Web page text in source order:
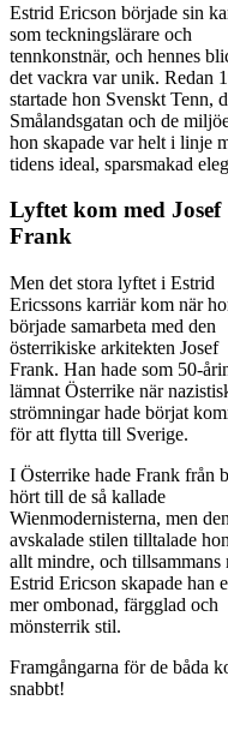
Estrid Ericson började sin
som teckningslärare och
tennkonstnär, och hennes
det vackra var unik. Redan
startade hon Svenskt Tenn,
Smålandsgatan och de
hon skapade var helt i linje
tidens ideal, sparsmakad
Lyftet kom med Josef
Frank
Men det stora lyftet i Estrid
Ericssons karriär kom när
började samarbeta med den
österrikiske arkitekten Josef
Frank. Han hade som 50-
lämnat Österrike när
strömningar hade börjat
för att flytta till Sverige.
I Österrike hade Frank från
hört till de så kallade
Wienmodernisterna, men
avskalade stilen tilltalade
allt mindre, och tillsammans
Estrid Ericson skapade han
mer ombonad, färgglad och
mönsterrik stil.
Framgångarna för de båda
snabbt!